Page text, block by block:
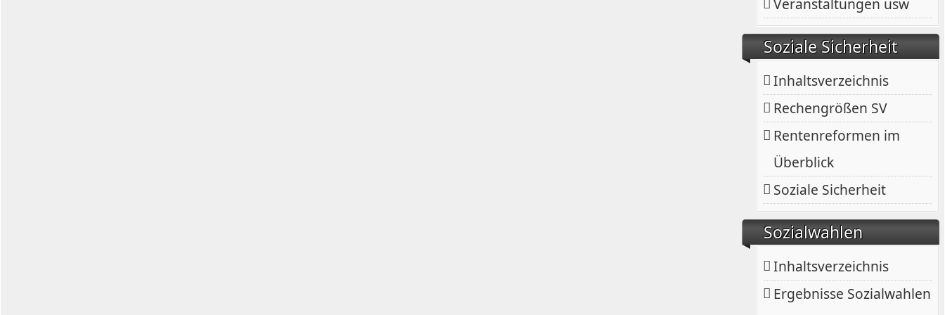
Veranstaltungen usw
Soziale Sicherheit
Inhaltsverzeichnis
Rechengrößen SV
Rentenreformen im
Überblick
Soziale Sicherheit
Sozialwahlen
Inhaltsverzeichnis
Ergebnisse Sozialwahlen